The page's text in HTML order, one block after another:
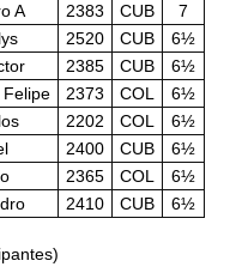
A 2383 CUB
7
2520 CUB
6½
2385 CUB
6½
Felipe 2373 COL
6½
2202 COL
6½
2400 CUB
6½
2365 COL
6½
2410 CUB 6½